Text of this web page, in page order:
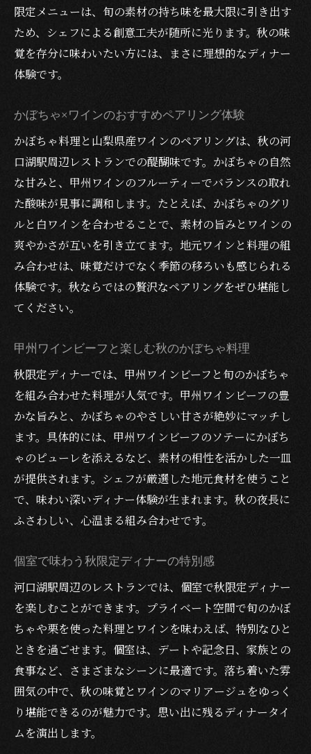
限定メニューは、旬の素材の持ち味を最大限に引き出す
ため、シェフによる創意工夫が随所に光ります。秋の味
覚を存分に味わいたい方には、まさに理想的なディナー
体験です。
かぼちゃ×ワインのおすすめペアリング体験
かぼちゃ料理と山梨県産ワインのペアリングは、秋の河
口湖駅周辺レストランでの醍醐味です。かぼちゃの自然
な甘みと、甲州ワインのフルーティーでバランスの取れ
た酸味が見事に調和します。たとえば、かぼちゃのグリ
ルと白ワインを合わせることで、素材の旨みとワインの
爽やかさが互いを引き立てます。地元ワインと料理の組
み合わせは、味覚だけでなく季節の移ろいも感じられる
体験です。秋ならではの贅沢なペアリングをぜひ堪能し
てください。
甲州ワインビーフと楽しむ秋のかぼちゃ料理
秋限定ディナーでは、甲州ワインビーフと旬のかぼちゃ
を組み合わせた料理が人気です。甲州ワインビーフの豊
かな旨みと、かぼちゃのやさしい甘さが絶妙にマッチし
ます。具体的には、甲州ワインビーフのソテーにかぼち
ゃのピューレを添えるなど、素材の相性を活かした一皿
が提供されます。シェフが厳選した地元食材を使うこと
で、味わい深いディナー体験が生まれます。秋の夜長に
ふさわしい、心温まる組み合わせです。
個室で味わう秋限定ディナーの特別感
河口湖駅周辺のレストランでは、個室で秋限定ディナー
を楽しむことができます。プライベート空間で旬のかぼ
ちゃや栗を使った料理とワインを味わえば、特別なひと
ときを過ごせます。個室は、デートや記念日、家族との
食事など、さまざまなシーンに最適です。落ち着いた雰
囲気の中で、秋の味覚とワインのマリアージュをゆっく
り堪能できるのが魅力です。思い出に残るディナータイ
ムを演出します。